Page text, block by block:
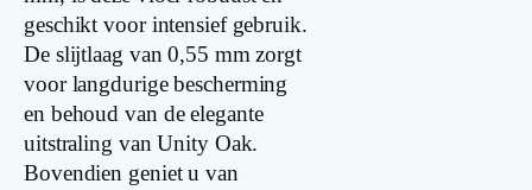
geschikt voor intensief gebruik.
De slijtlaag van 0,55 mm zorgt
voor langdurige bescherming
en behoud van de elegante
uitstraling van Unity Oak.
Bovendien geniet u van